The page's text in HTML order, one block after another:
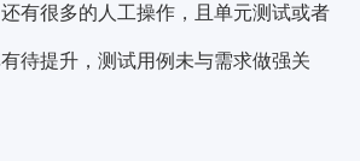
有很多的人工操作，且单元测试或者
待提升，测试用例未与需求做强关